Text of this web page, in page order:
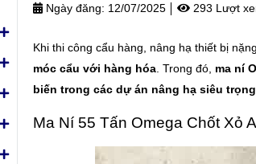
Ngày đăng: 12/07/2025 293 Lượt
Khi thi công cẩu hàng, nâng hạ thiết bị
móc cẩu với hàng hóa. Trong đó, ma ní
biến trong các dự án nâng hạ siêu
Ma Ní 55 Tấn Omega Chốt Xỏ